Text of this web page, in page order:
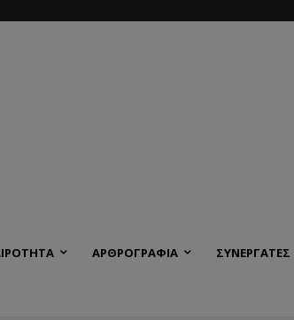
ΑΡΘΡΟΓΡΑΦΙΑ ΣΥΝΕΡΓΑΤΕΣ